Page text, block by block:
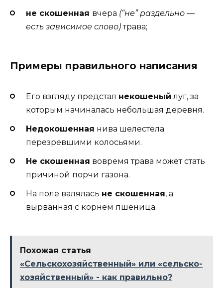
не скошенная вчера (“не” раздельно —
есть зависимое слово)трава;
Примеры правильного написания
Его взгляду предстал некошеный луг, за
которым начиналась небольшая деревня.
Недокошенная нива шелестела
перезревшими колосьями.
Не скошенная вовремя трава может стать
причиной порчи газона.
На поле валялась не скошенная, а
вырванная с корнем пшеница.
Похожая статья
«Сельскохозяйственный» или «сельско-
хозяйственный» - как правильно?